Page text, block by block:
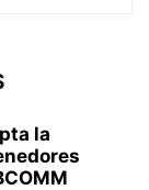
la